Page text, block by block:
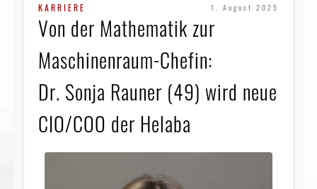
KARRIERE 1. August 2025
Von der Mathematik zur
Maschinenraum-Chefin:
Dr. Sonja Rauner (49) wird neue
CIO/COO der Helaba